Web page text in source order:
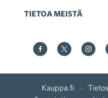
TIETOA MEISTÄ
KauppaKauppa
Kauppa.fi ·